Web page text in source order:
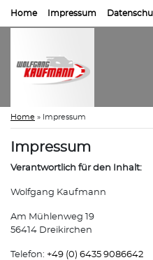
Home Impressum
Home » Impressum
Impressum
Verantwortlich für den Inhalt:
Wolfgang Kaufmann
Am Mühlenweg 19
56414 Dreikirchen
Telefon: +49 (0) 6435 9086642